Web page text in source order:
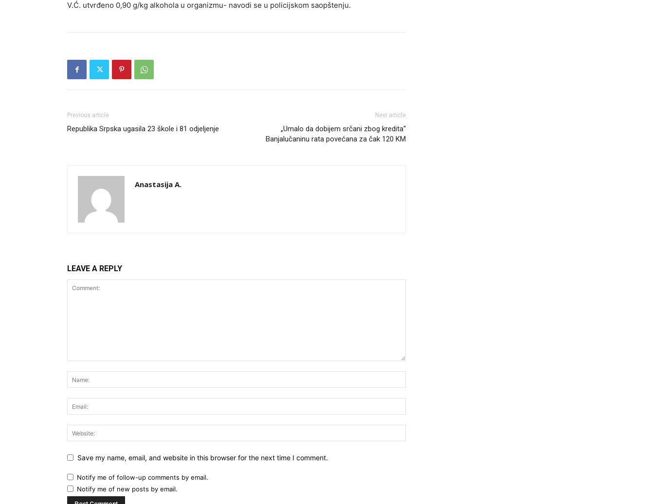
V.Ć. utvrđeno 0,90 g/kg alkohola u organizmu- navodi se u policijskom saopštenju.
Previous article
Republika Srpska ugasila 23 škole i 81 odjeljenje
Next article
„Umalo da dobijem srčani zbog kredita“
Banjalučaninu rata povećana za čak 120 KM
Anastasija A.
LEAVE A REPLY
Save my name, email, and website in this browser for the next time I comment.
Notify me of follow-up comments by email.
Notify me of new posts by email.